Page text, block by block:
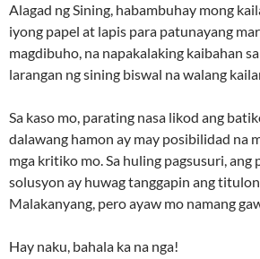
Alagad ng Sining, habambuhay mong
iyong papel at lapis para patunayang
magdibuho, na napakalaking kaibahan
larangan ng sining biswal na walang
Sa kaso mo, parating nasa likod ang
dalawang hamon ay may posibilidad na
mga kritiko mo. Sa huling pagsusuri,
solusyon ay huwag tanggapin ang
Malakanyang, pero ayaw mo namang
Hay naku, bahala ka na nga!